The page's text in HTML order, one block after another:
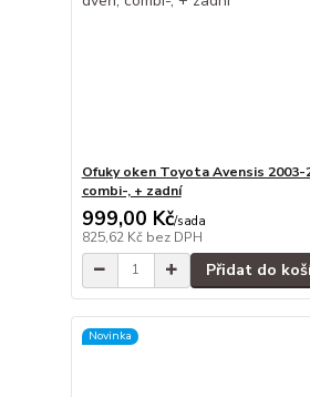
Ofuky oken Toyota Avensis 2003-
combi-, + zadní
999,00 Kč/sada
825,62 Kč bez DPH
Přidat do
Novinka